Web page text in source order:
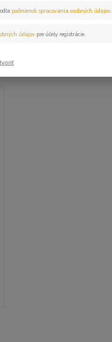
Upresniť parametre
podmienok spracovania osobných údajov.
údajovpre účely registrácie.